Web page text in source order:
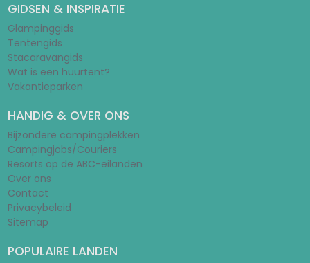
GIDSEN & INSPIRATIE
Glampinggids
Tentengids
Stacaravangids
Wat is een huurtent?
Vakantieparken
HANDIG & OVER ONS
Bijzondere campingplekken
Campingjobs/Couriers
Resorts op de ABC-eilanden
Over ons
Contact
Privacybeleid
Sitemap
POPULAIRE LANDEN